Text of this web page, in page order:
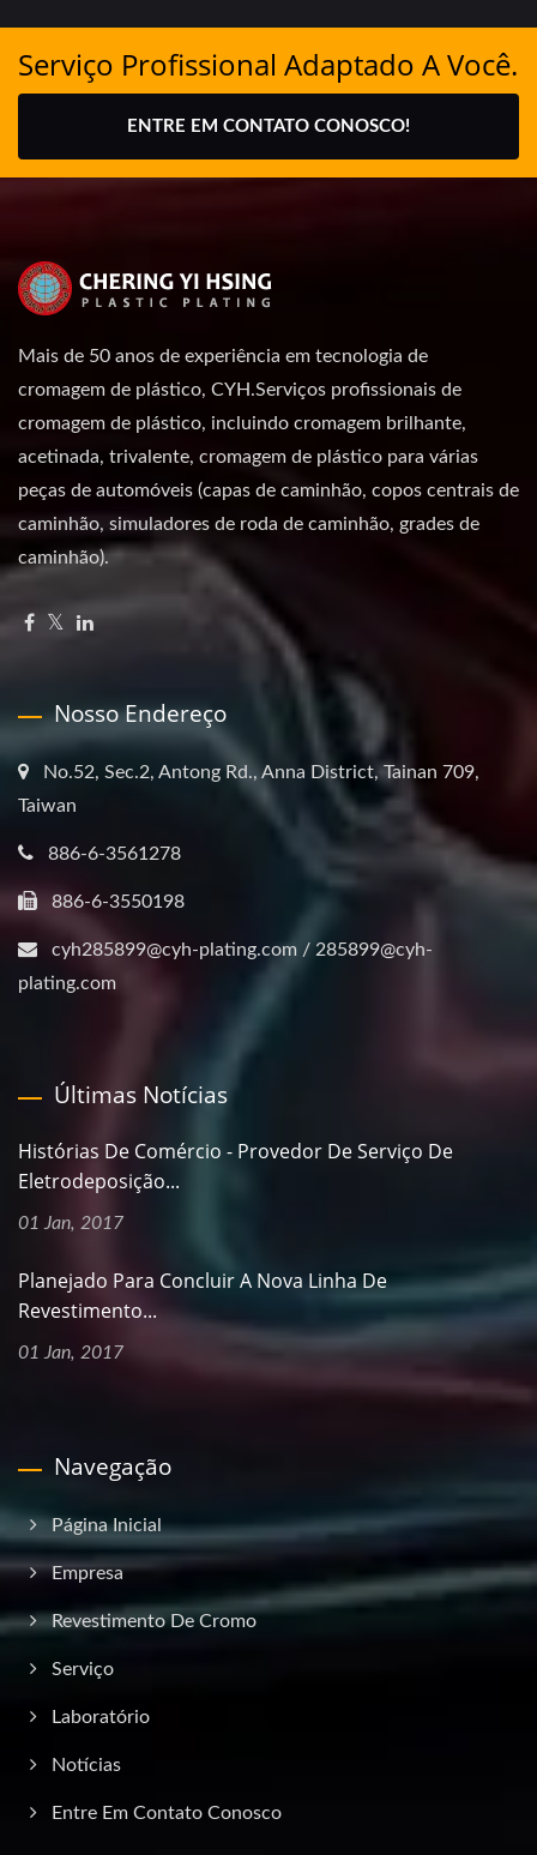
Serviço Profissional Adaptado A Você.
ENTRE EM CONTATO CONOSCO!
Mais de 50 anos de experiência em tecnologia de
cromagem de plástico, CYH.Serviços profissionais de
cromagem de plástico, incluindo cromagem brilhante,
acetinada, trivalente, cromagem de plástico para várias
peças de automóveis (capas de caminhão, copos centrais de
caminhão, simuladores de roda de caminhão, grades de
caminhão).
Nosso Endereço
No.52, Sec.2, Antong Rd., Anna District, Tainan 709,
Taiwan
886-6-3561278
886-6-3550198
cyh285899@cyh-plating.com / 285899@cyh-
plating.com
Últimas Notícias
Histórias De Comércio - Provedor De Serviço De
Eletrodeposição...
01 Jan, 2017
Planejado Para Concluir A Nova Linha De
Revestimento...
01 Jan, 2017
Navegação
Página Inicial
Empresa
Revestimento De Cromo
Serviço
Laboratório
Notícias
Entre Em Contato Conosco